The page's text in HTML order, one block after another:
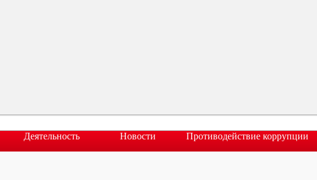
Деятельность Новости Противодействие коррупции